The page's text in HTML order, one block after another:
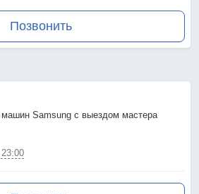
Позвонить
Samsung с выездом мастера